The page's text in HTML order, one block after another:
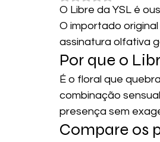
O Libre da YSL é
O importado original
assinatura olfativa
Por que o
É o floral que
combinação
presença sem
Compare os